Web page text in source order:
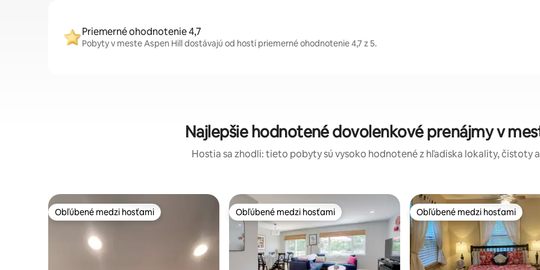
Priemerné ohodnotenie 4,7
Pobyty v meste Aspen Hill dostávajú od hostí priemerné ohodnotenie 4,7 z 5.
Najlepšie hodnotené dovolenkové prenájmy v
Hostia sa zhodli: tieto pobyty sú vysoko hodnotené z hľadiska lokality, čistoty
Obľúbené medzi hosťami
Obľúbené medzi hosťami Obľúbené medzi hosťami
Obľúbené medzi hosťami Obľúbené medzi hosťami
Obľúbené medzi hosťami